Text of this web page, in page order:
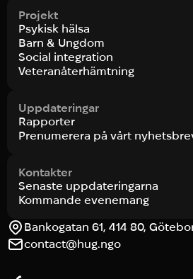
Projekt
Psykisk hälsa
Barn & Ungdom
Social integration
Veteranåterhämtning
Uppdateringar
Rapporter
Prenumerera på vårt
Kontakter
Senaste uppdateringarna
Kommande evenemang
Bankogatan 61, 414 80,
contact@hug.ngo